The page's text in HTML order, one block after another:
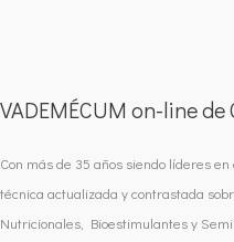
VADEMÉCUM on-line
Con más de 35 años siendo líderes
técnica actualizada y contrastada
Nutricionales, Bioestimulantes y